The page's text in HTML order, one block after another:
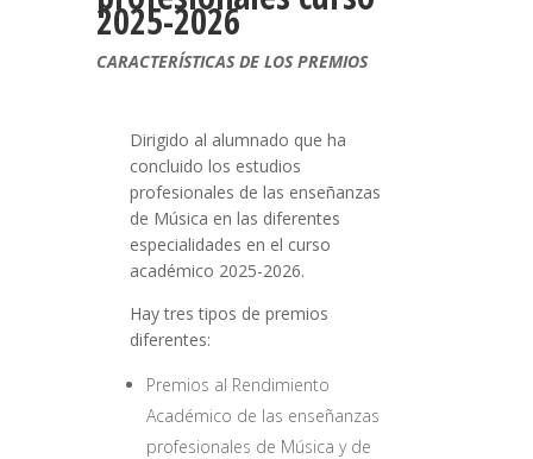
2025-2026
CARACTERÍSTICAS DE LOS PREMIOS
Dirigido al alumnado que ha
concluido los estudios
profesionales de las enseñanzas
de Música en las diferentes
especialidades en el curso
académico 2025-2026.
Hay tres tipos de premios
diferentes:
Premios al Rendimiento
Académico de las enseñanzas
profesionales de Música y de